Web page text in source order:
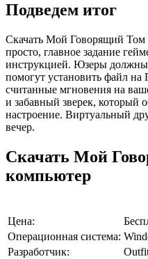
Подведем итог
Скачать Мой Говорящий Том
просто, главное задание
инструкцией. Юзеры должны
помогут установить файл на
считанные мгновения на
и забавный зверек, который
настроение. Виртуальный
вечер.
Скачать Мой
компьютер
Цена:
Операционная система:
Разработчик: